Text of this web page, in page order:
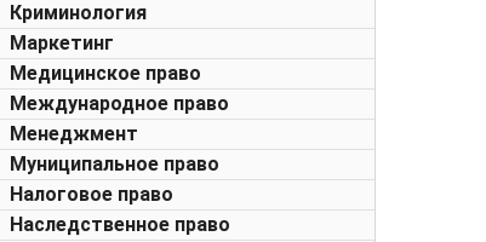
Криминология
Маркетинг
Медицинское право
Международное право
Менеджмент
Муниципальное право
Налоговое право
Наследственное право